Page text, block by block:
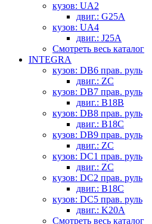
кузов: UA2
двиг.: G25A
кузов: UA4
двиг.: J25A
Смотреть весь каталог
INTEGRA
кузов: DB6 прав. руль
двиг.: ZC
кузов: DB7 прав. руль
двиг.: B18B
кузов: DB8 прав. руль
двиг.: B18C
кузов: DB9 прав. руль
двиг.: ZC
кузов: DC1 прав. руль
двиг.: ZC
кузов: DC2 прав. руль
двиг.: B18C
кузов: DC5 прав. руль
двиг.: K20A
Смотреть весь каталог